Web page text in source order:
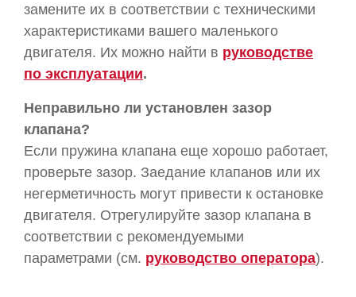
замените их в соответствии с техническими
характеристиками вашего маленького
двигателя. Их можно найти в руководстве
по эксплуатации.
Неправильно ли установлен зазор
клапана?
Если пружина клапана еще хорошо работает,
проверьте зазор. Заедание клапанов или их
негерметичность могут привести к остановке
двигателя. Отрегулируйте зазор клапана в
соответствии с рекомендуемыми
параметрами (см. руководство оператора).